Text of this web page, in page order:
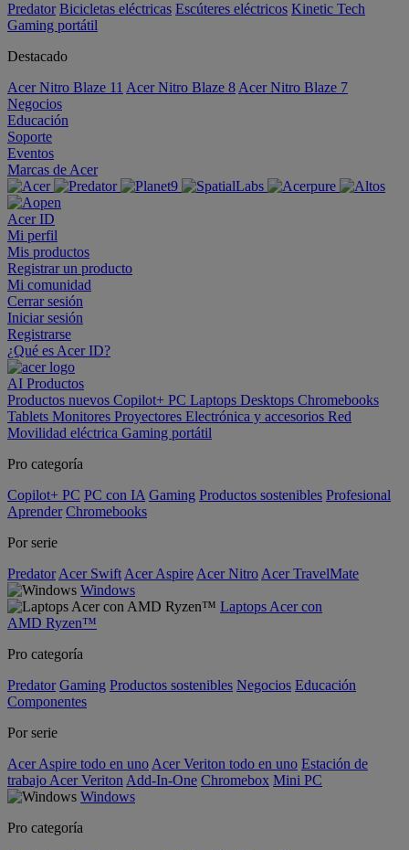
Predator Bicicletas eléctricas Escúteres eléctricos Kinetic Tech
Gaming portátil
Destacado
Acer Nitro Blaze 11 Acer Nitro Blaze 8 Acer Nitro Blaze 7
Negocios
Educación
Soporte
Eventos
Marcas de Acer
Acer ID
Mi perfil
Mis productos
Registrar un producto
Mi comunidad
Cerrar sesión
Iniciar sesión
Registrarse
¿Qué es Acer ID?
AI Productos
Productos nuevos Copilot+ PC Laptops Desktops Chromebooks
Tablets Monitores Proyectores Electrónica y accesorios Red
Movilidad eléctrica Gaming portátil
Pro categoría
Copilot+ PC PC con IA Gaming Productos sostenibles Profesional
Aprender Chromebooks
Por serie
Predator Acer Swift Acer Aspire Acer Nitro Acer TravelMate
Windows
Laptops Acer con
AMD Ryzen™
Pro categoría
Predator Gaming Productos sostenibles Negocios Educación
Componentes
Por serie
Acer Aspire todo en uno Acer Veriton todo en uno Estación de
trabajo Acer Veriton Add-In-One Chromebox Mini PC
Windows
Pro categoría